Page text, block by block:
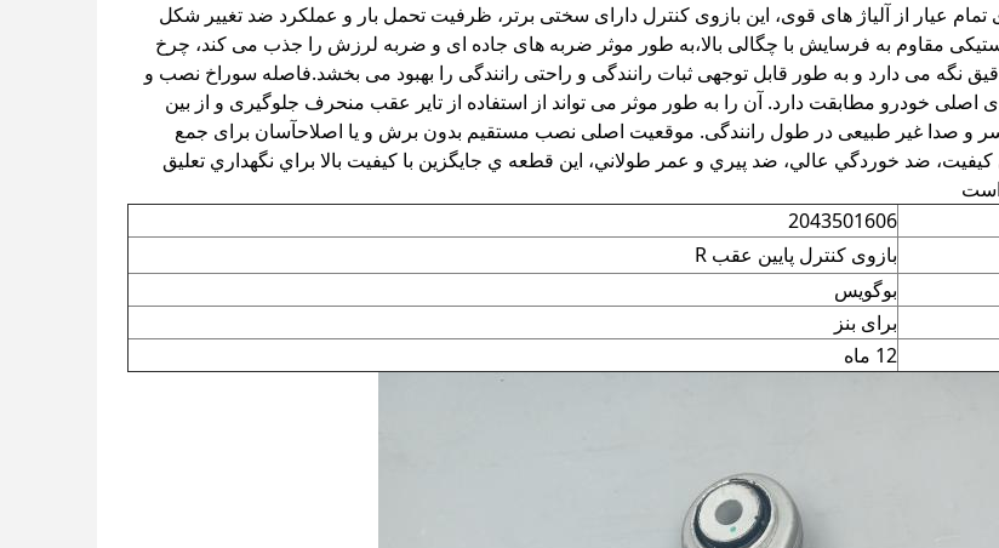
تمام عیار از آلیاژ های قوی، این بازوی کنترل دارای سختی برتر، ظرفیت تحمل بار و عملکرد ضد تغییر شکل
مقاوم به فرسایش با چگالی بالا،به طور موثر ضربه های جاده ای و ضربه لرزش را جذب می کند، چرخ
نگه می دارد و به طور قابل توجهی ثبات رانندگی و راحتی رانندگی را بهبود می بخشد.فاصله سوراخ نصب و
اصلی خودرو مطابقت دارد. آن را به طور موثر می تواند از استفاده از تایر عقب منحرف جلوگیری و از بین
صدا غیر طبیعی در طول رانندگی. موقعیت اصلی نصب مستقیم بدون برش و یا اصلاحآسان برای جمع
ضد خوردگي عالي، ضد پيري و عمر طولاني، اين قطعه ي جایگزین با کيفيت بالا براي نگهداري تعليق
2043501606
بازوی کنترل پایین عقب R
بوگویس
برای بنز
12 ماه